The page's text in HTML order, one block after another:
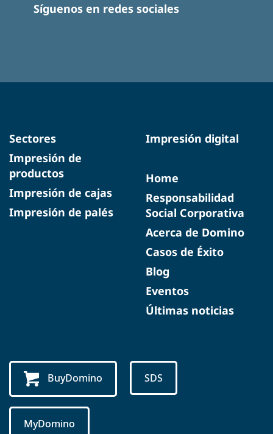
Síguenos en redes sociales
Sectores
Impresión de
productos
Impresión de cajas
Impresión de palés
Impresión digital
Home
Responsabilidad
Social Corporativa
Acerca de Domino
Casos de Éxito
Blog
Eventos
Últimas noticias
BuyDomino SDS
MyDomino